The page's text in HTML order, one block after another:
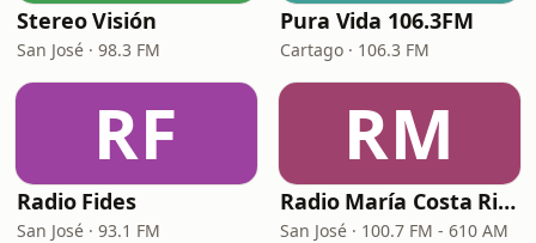
Stereo Visión
San José · 98.3 FM
Pura Vida 106.3FM
Cartago · 106.3 FM
RF
Radio Fides
San José · 93.1 FM
RM
Radio María Costa Rica
San José · 100.7 FM - 610 AM